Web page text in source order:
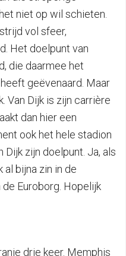
niet op wil schieten.
vol sfeer,
Het doelpunt van
die daarmee het
geëvenaard. Maar
Van Dijk is zijn carrière
dan hier een
ook het hele stadion
Dijk zijn doelpunt. Ja, als
al bijna zin in de
Euroborg. Hopelijk
drie keer. Memphis